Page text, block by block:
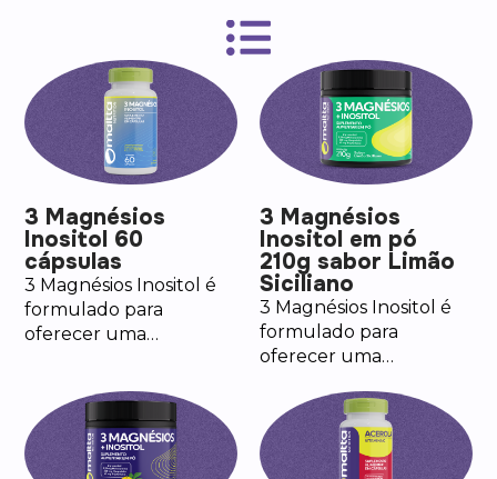
3 Magnésios
Inositol 60
cápsulas
3 Magnésios Inositol é
formulado para
oferecer uma
formas de magnésios.
3 Magnésios
Inositol em pó
210g sabor Limão
Siciliano
3 Magnésios Inositol é
formulado para
oferecer uma
de três diferentes
formas de magnésios.